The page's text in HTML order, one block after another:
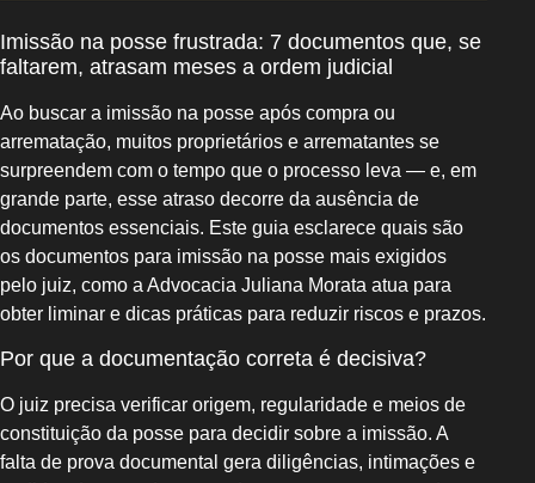
Imissão na posse frustrada: 7 documentos que, se
faltarem, atrasam meses a ordem judicial
Ao buscar a imissão na posse após compra ou
arrematação, muitos proprietários e arrematantes se
surpreendem com o tempo que o processo leva — e, em
grande parte, esse atraso decorre da ausência de
documentos essenciais. Este guia esclarece quais são
os documentos para imissão na posse mais exigidos
pelo juiz, como a Advocacia Juliana Morata atua para
obter liminar e dicas práticas para reduzir riscos e prazos.
Por que a documentação correta é decisiva?
O juiz precisa verificar origem, regularidade e meios de
constituição da posse para decidir sobre a imissão. A
falta de prova documental gera diligências, intimações e